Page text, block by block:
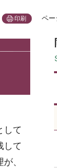
印刷 ペー
して
して
、